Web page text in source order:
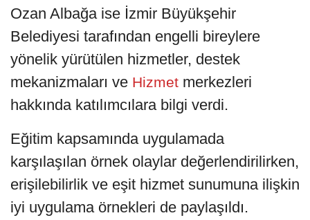
Ozan Albağa ise İzmir Büyükşehir
Belediyesi tarafından engelli bireylere
yönelik yürütülen hizmetler, destek
mekanizmaları ve Hizmet merkezleri
hakkında katılımcılara bilgi verdi.
Eğitim kapsamında uygulamada
karşılaşılan örnek olaylar değerlendirilirken,
erişilebilirlik ve eşit hizmet sunumuna ilişkin
iyi uygulama örnekleri de paylaşıldı.